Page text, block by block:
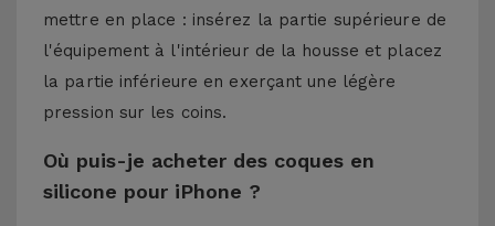
mettre en place : insérez la partie supérieure de
l'équipement à l'intérieur de la housse et placez
la partie inférieure en exerçant une légère
pression sur les coins.
Où puis-je acheter des coques en
silicone pour iPhone ?